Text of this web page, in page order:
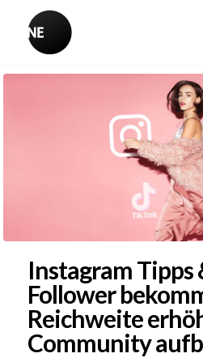
Instagram Tipps
Follower
Reichweite
Community